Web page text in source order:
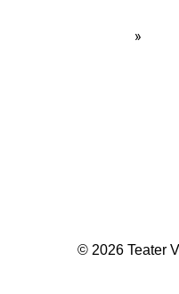
»
© 2026 Teater